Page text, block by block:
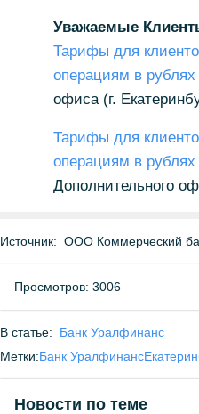
Уважаемые
Тарифы для
операциям в
офиса (г.
Тарифы для
операциям в
Дополнительного
Источник: ООО Коммерческий
Просмотров: 3006
В статье:
Банк Уралфинанс
Метки:Банк Уралфинанс
Новости по теме